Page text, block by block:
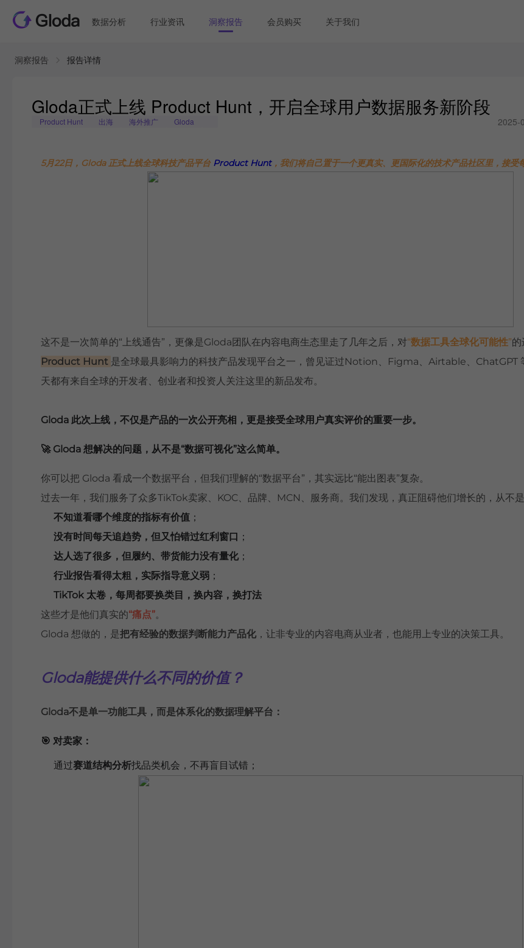
数据分析 行业资讯 洞察报告 会员购买 关于我们
洞察报告 报告详情
Gloda正式上线 Product Hunt，开启全球用户数据服务新阶段
Product Hunt 出海 海外推广 Gloda 2025-
5月22日，Gloda 正式上线全球科技产品平台 Product Hunt，我们将自己置于一个更真实、更国际化的技术产品社区里，接受
这不是一次简单的“上线通告”，更像是Gloda团队在内容电商生态里走了几年之后，对“数据工具全球化可能性”的
Product Hunt 是全球最具影响力的科技产品发现平台之一，曾见证过Notion、Figma、Airtable、ChatGPT
天都有来自全球的开发者、创业者和投资人关注这里的新品发布。
Gloda 此次上线，不仅是产品的一次公开亮相，更是接受全球用户真实评价的重要一步。
🚀 Gloda 想解决的问题，从不是“数据可视化”这么简单。
你可以把 Gloda 看成一个数据平台，但我们理解的“数据平台”，其实远比“能出图表”复杂。
过去一年，我们服务了众多TikTok卖家、KOC、品牌、MCN、服务商。我们发现，真正阻碍他们增长的，从不是
不知道看哪个维度的指标有价值 ；
没有时间每天追趋势，但又怕错过红利窗口 ；
达人选了很多，但履约、带货能力没有量化；
行业报告看得太粗，实际指导意义弱 ；
TikTok 太卷，每周都要换类目，换内容，换打法
这些才是他们真实的“痛点”。
Gloda 想做的，是把有经验的数据判断能力产品化，让非专业的内容电商从业者，也能用上专业的决策工具。
Gloda能提供什么不同的价值？
Gloda不是单一功能工具，而是体系化的数据理解平台：
🎯 对卖家：
通过赛道结构分析找品类机会，不再盲目试错；